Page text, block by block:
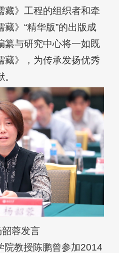
藏》工程的组织者和牵
》“精华版”的出版成
纂与研究中心将一如既
藏》，为传承发扬优秀
韶蓉发言
院教授陈鹏曾参加2014